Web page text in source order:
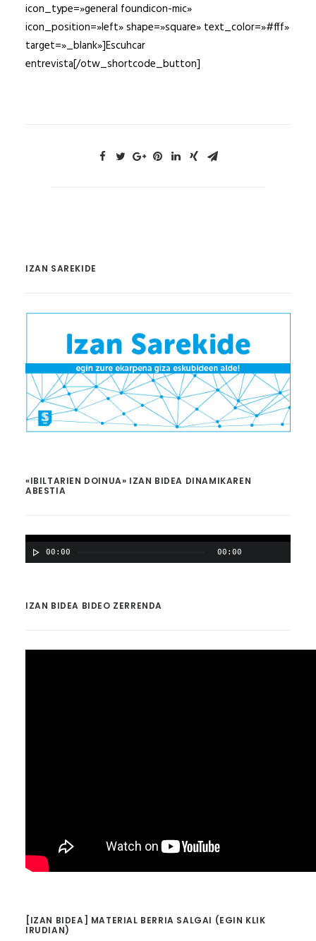
icon_type=»general foundicon-mic»
icon_position=»left» shape=»square» text_color=»#fff»
target=»_blank»]Escuhcar
entrevista[/otw_shortcode_button]
IZAN SAREKIDE
«IBILTARIEN DOINUA» IZAN BIDEA DINAMIKAREN
ABESTIA
00:00 00:00
IZAN BIDEA BIDEO ZERRENDA
[IZAN BIDEA] MATERIAL BERRIA SALGAI (EGIN KLIK
IRUDIAN)